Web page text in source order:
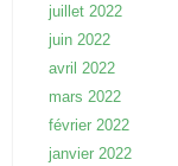
juillet 2022
juin 2022
avril 2022
mars 2022
février 2022
janvier 2022